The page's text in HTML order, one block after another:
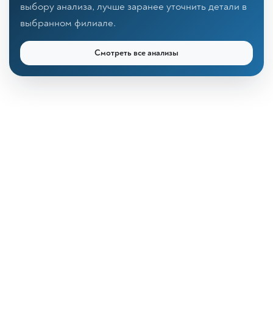
выбору анализа, лучше заранее уточнить детали в
выбранном филиале.
Смотреть все анализы